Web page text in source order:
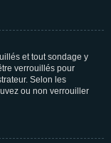
et tout sondage y
verrouillés pour
Selon les
ou non verrouiller